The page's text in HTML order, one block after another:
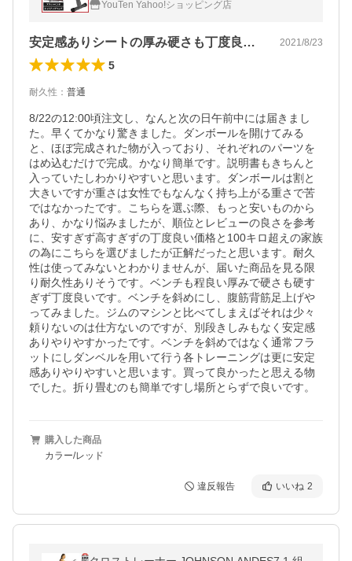
YouTen Yahoo!ショッピング店
安定感ありシートの厚み硬さも丁度良い！ 2021/8/23
5
耐久性 ： 普通
8/22の12:00頃注文し、なんと次の日午前中には届きまし
た。早くてかなり驚きました。ダンボールを開けてみる
と、ほぼ完成された物が入っており、それぞれのパーツを
はめ込むだけで完成。かなり簡単です。説明書もきちんと
入っていたしわかりやすいと思います。ダンボールは割と
大きいですが重さは女性でもなんなく持ち上がる重さで苦
ではなかったです。こちらを選ぶ際、もっと安いものから
あり、かなり悩みましたが、順位とレビューの良さを参考
に、安すぎず高すぎずの丁度良い価格と100キロ超えの家族
の為にこちらを選びましたが正解だったと思います。耐久
性は使ってみないとわかりませんが、届いた商品を見る限
り耐久性ありそうです。ベンチも程良い厚みで硬さも硬す
ぎず丁度良いです。ベンチを斜めにし、腹筋背筋足上げや
ってみました。ジムのマシンと比べてしまえばそれは少々
頼りないのは仕方ないのですが、別段きしみもなく安定感
ありやりやすかったです。ベンチを斜めではなく通常フラ
ットにしダンベルを用いて行う各トレーニングは更に安定
感ありやりやすいと思います。買って良かったと思える物
でした。折り畳むのも簡単ですし場所とらずで良いです。
購入した商品
カラー/レッド
違反報告 いいね 2